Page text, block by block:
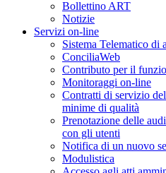
Bollettino ART
Notizie
Servizi on-line
Sistema Telematico di
ConciliaWeb
Contributo per il
Monitoraggi on-line
Contratti di servizio
minime di qualità
Prenotazione delle
con gli utenti
Notifica di un nuovo
Modulistica